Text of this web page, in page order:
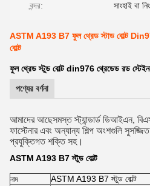
বন্দর: সাংহাই বা
ASTM A193 B7 ফুল থ্রেড স্টাড বোল্ট
বোল্ট
ফুল থ্রেড স্টুড বোল্ট din976 থ্রেডেড রড
পণ্যের বর্ণনা
আমাদের আছেসমস্ত স্ট্যান্ডার্ড ডিআইএন,
ফাস্টেনার এবং অন্যান্য শিল্প অংশগুলি সুসজ্জিত
প্রযুক্তিগত শক্তি সহ।
ASTM A193 B7 স্টুড বোল্ট
নাম ASTM A193 B7 স্টুড বোল্ট